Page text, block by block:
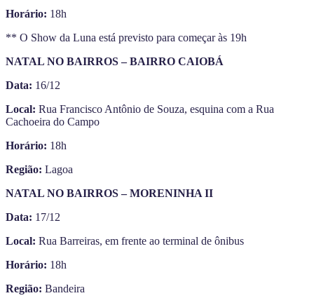
Horário: 18h
** O Show da Luna está previsto para começar às 19h
NATAL NO BAIRROS – BAIRRO CAIOBÁ
Data: 16/12
Local: Rua Francisco Antônio de Souza, esquina com a Rua
Cachoeira do Campo
Horário: 18h
Região: Lagoa
NATAL NO BAIRROS – MORENINHA II
Data: 17/12
Local: Rua Barreiras, em frente ao terminal de ônibus
Horário: 18h
Região: Bandeira